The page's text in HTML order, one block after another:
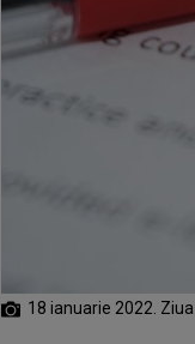
18 ianuarie 2022.